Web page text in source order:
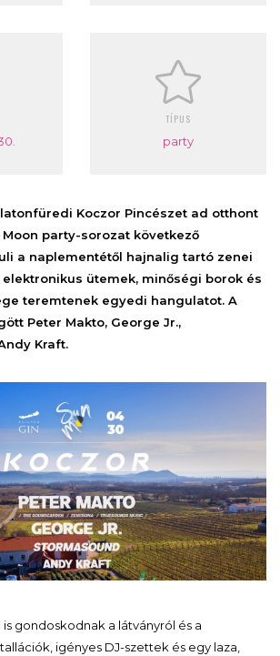
TÍPUS
party
Koczor Pincészet ad otthont
Moon party-sorozat következő
a naplementétől hajnalig tartó zenei
ütemek, minőségi borok és
teremtenek egyedi hangulatot. A
Peter Makto, George Jr.,
Kraft.
gondoskodnak a látványról és a
igényes DJ-szettek és egy laza,